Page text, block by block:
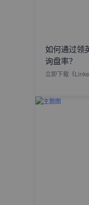
如何通过领
询盘率？
立即下载《